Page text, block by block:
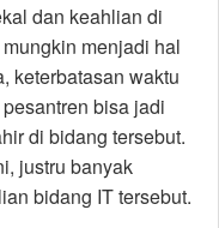
dan keahlian di
menjadi hal
keterbatasan waktu
bisa jadi
di bidang tersebut.
justru banyak
bidang IT tersebut.